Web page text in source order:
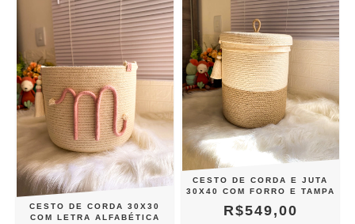
CESTO DE CORDA 30X30
COM LETRA ALFABÉTICA
CESTO DE CORDA E JUTA
30X40 COM FORRO E TAMPA
R$549,00